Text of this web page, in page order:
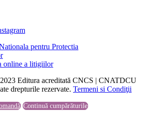
Editura acreditată CNCS | CNATDCU
drepturile rezervate. Termeni si Condiţii
Continuă cumpărăturile